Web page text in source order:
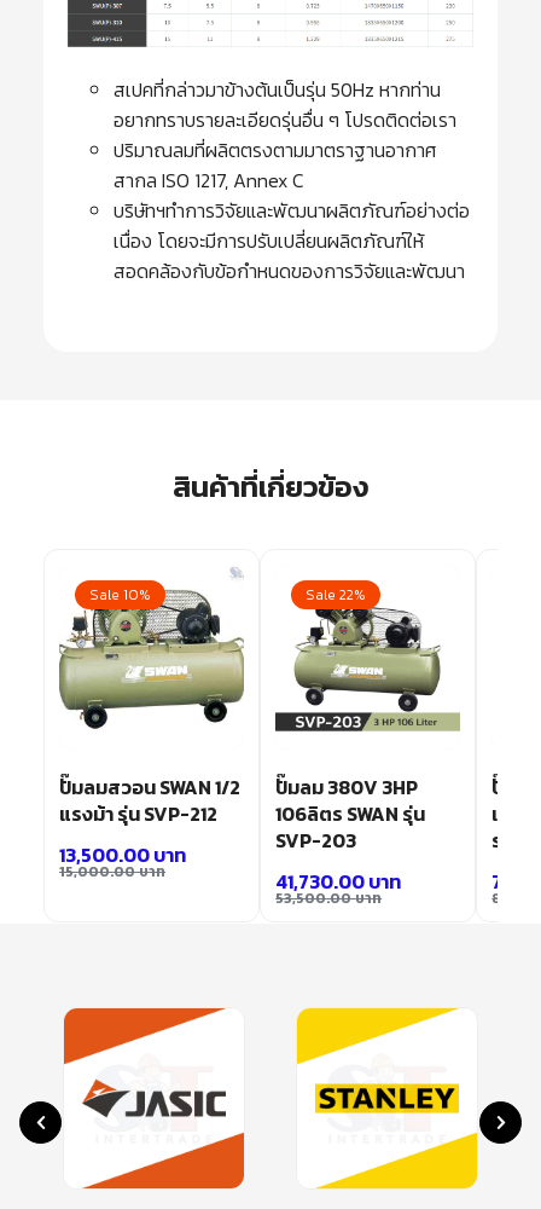
สเปคที่กล่าวมาข้างต้นเป็นรุ่น 50Hz หากท่าน
อยากทราบรายละเอียดรุ่นอื่น ๆ โปรดติดต่อเรา
ปริมาณลมที่ผลิตตรงตามมาตราฐานอากาศ
สากล ISO 1217, Annex C
บริษัทฯทำการวิจัยและพัฒนาผลิตภัณฑ์อย่างต่อ
เนื่อง โดยจะมีการปรับเปลี่ยนผลิตภัณฑ์ให้
สอดคล้องกับข้อกำหนดของการวิจัยและพัฒนา
สินค้าที่เกี่ยวข้อง
Sale 10%
ปั๊มลมสวอน SWAN 1/2
แรงม้า รุ่น SVP-212
15,000.00บาท
13,500.00บาท
Sale 22%
ปั๊มลม 380V 3HP
106ลิตร SWAN รุ่น
SVP-203
53,500.00บาท
41,730.00บาท
ปั๊มล
แรง
รุ่น